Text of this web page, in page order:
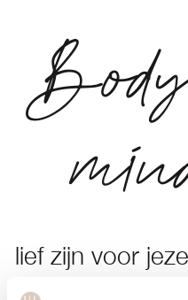
lief zijn voor
blij zijn met jezelf